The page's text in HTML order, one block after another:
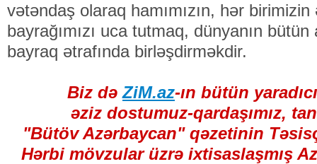
vətəndaş olaraq hamımızın, hər
bayrağımızı uca tutmaq, dünyanın bütün
bayraq ətrafında birləşdirməkdir.
Biz dəZiM.az-ın bütün
əziz dostumuz-qardaşımız,
"Bütöv Azərbaycan" qəzetinin
Hərbi mövzular üzrə ixtisaslaşmış